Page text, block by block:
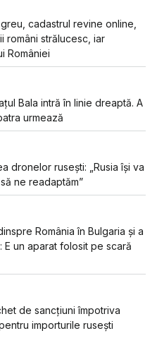
cadastrul revine online,
români strălucesc, iar
României
Bala intră în linie dreaptă. A
urmează
dronelor rusești: „Rusia își va
ne readaptăm”
România în Bulgaria și a
un aparat folosit pe scară
de sancțiuni împotriva
importurile rusești